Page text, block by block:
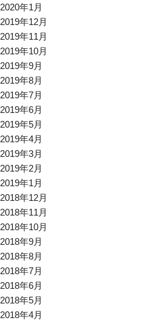
2020年1月
2019年12月
2019年11月
2019年10月
2019年9月
2019年8月
2019年7月
2019年6月
2019年5月
2019年4月
2019年3月
2019年2月
2019年1月
2018年12月
2018年11月
2018年10月
2018年9月
2018年8月
2018年7月
2018年6月
2018年5月
2018年4月